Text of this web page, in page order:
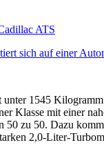
1545
Klasse mit einer
50 zu 50. Dazu
2,0-Liter-